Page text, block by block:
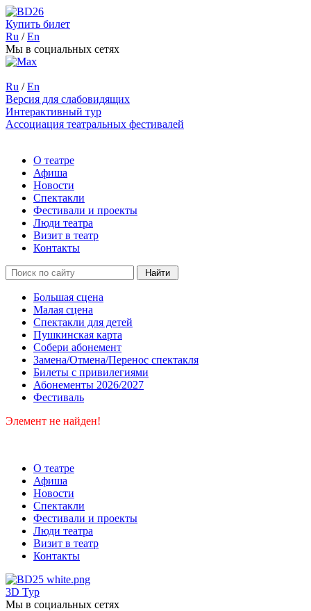
Купить билет
Ru /En
Мы в социальных сетях
Ru / En
Версия для слабовидящих
Интерактивный тур
Ассоциация театральных фестивалей
О театре
Афиша
Новости
Спектакли
Фестивали и проекты
Люди театра
Визит в театр
Контакты
Большая сцена
Малая сцена
Спектакли для детей
Пушкинская карта
Собери абонемент
Замена/Отмена/Перенос спектакля
Билеты с привилегиями
Абонементы 2026/2027
Фестиваль
Элемент не найден!
О театре
Афиша
Новости
Спектакли
Фестивали и проекты
Люди театра
Визит в театр
Контакты
3D Тур
Мы в социальных сетях